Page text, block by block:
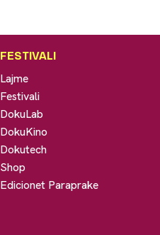
FESTIVALI
Lajme
Festivali
DokuLab
DokuKino
Dokutech
Shop
Edicionet Paraprake